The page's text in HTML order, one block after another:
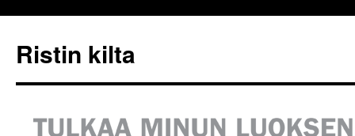
Ristin kilta